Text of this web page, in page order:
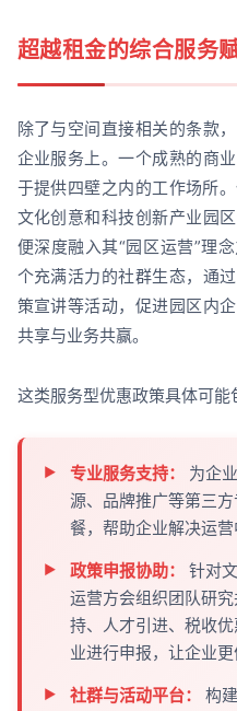
超越租金的综合服务
除了与空间直接相关的条款
企业服务上。一个成熟的商
于提供四壁之内的工作场所。
文化创意和科技创新产业园
便深度融入其“园区运营”理
个充满活力的社群生态，通
策宣讲等活动，促进园区内
共享与业务共赢。
这类服务型优惠政策具体可能
专业服务支持：
为企
源、品牌推广等第三
餐，帮助企业解决运营
政策申报协助：
针对
运营方会组织团队研
持、人才引进、税收
业进行申报，让企业更
社群与活动平台：
构